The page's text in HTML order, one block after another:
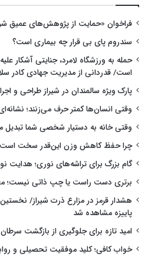
فراخوان «حمایت از پژوهش‌های عمیق
سندروم پای بی قرار چه بیماری است؟
حمله به ورزشگاه لامرد، جنایتی آشکار
است/ قدردانی از مدیریت جهادی کادر
پارک ویژه سالمندان در شیراز طراحی و
وقتی انسان‌ها کمتر حرف می‌زنند؛
وقتی خانه به دستیار شخصی شما
چرا حفظ کاهش وزن این‌قدر سخت
گام بزرگ برای تراشه‌های نوری؛ هدایت
برتری دست راست یا چپ ذاتی نیست؛
هشدار قرمز در مزارع ذرت شیراز/
پاییزه مشاهده شد
امید تازه برای جلوگیری از بازگشت سرطان
خواب کافی؛ کلید موفقیت تحصیلی و